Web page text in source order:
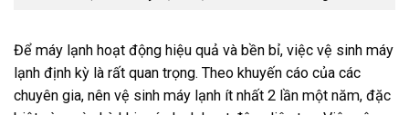
Để máy lạnh hoạt động hiệu quả và bền bỉ, việc vệ sinh máy
lạnh định kỳ là rất quan trọng. Theo khuyến cáo của các
chuyên gia, nên vệ sinh máy lạnh ít nhất 2 lần một năm, đặc